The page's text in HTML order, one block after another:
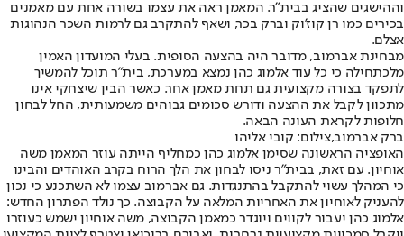
וההישגים שהציג בבית"ר. המאמן ראה את עצמו בשורה אחת עם מאמנים
בכירים כמו רן קוז'וק וברק בכר, ושאף להתקרב גם לרמות השכר הנהוגות
אצלם.
מבחינת אברמוב, מדובר היה בהצעה הסופית. בעלי המועדון האמין
מלכתחילה כי כל עוד אלמוג כהן נמצא במערכת, בית"ר תוכל להמשיך
לתפקד בצורה מקצועית גם תחת מאמן אחר. כאשר הבין שיצחקי אינו
מתכוון לקבל את ההצעה ודורש סכומים גבוהים משמעותית, החל לבחון
חלופות לקראת העונה הבאה.
ברק אברמוב,צילום: קובי אליהו
האופציה הראשונה שסימן אלמוג כהן כמחליף הייתה עוזר המאמן משה
אוחיון. עם זאת, בבית"ר ניסו לבחון את הלך הרוח בקרב האוהדים והבינו
כי המהלך עשוי להתקבל בהתנגדות. גם אברמוב עצמו לא השתכנע כי נכון
להעניק לאוחיון את האחריות המלאה על הקבוצה. כך נולד הפתרון החדש:
אלמוג כהן יעבור לקווים ויוגדר כמאמן הקבוצה, משה אוחיון ישמש כעוזרו